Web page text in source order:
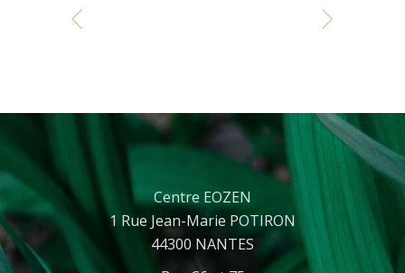
Centre EOZEN
1 Rue Jean-Marie POTIRON
44300 NANTES